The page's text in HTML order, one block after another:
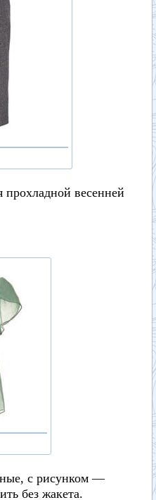
весенней
с рисунком —
без жакета.